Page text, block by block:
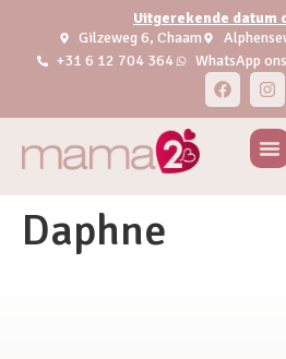
Uitgerekende datum
Gilzeweg 6, Chaam
+31 6 12 704 364
WhatsApp ons
Daphne